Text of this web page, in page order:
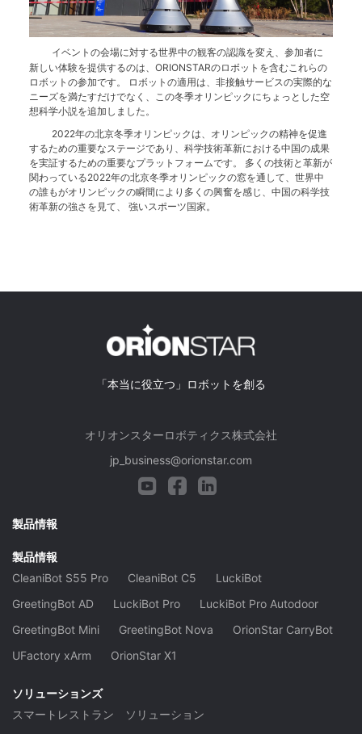
イベントの会場に対する世界中の観客の認識を変え、参加者に
新しい体験を提供するのは、ORIONSTARのロボットを含むこれらの
ロボットの参加です。 ロボットの適用は、非接触サービスの実際的な
ニーズを満たすだけでなく、この冬季オリンピックにちょっとした空
想科学小説を追加しました。
2022年の北京冬季オリンピックは、オリンピックの精神を促進
するための重要なステージであり、科学技術革新における中国の成果
を実証するための重要なプラットフォームです。 多くの技術と革新が
関わっている2022年の北京冬季オリンピックの窓を通して、世界中
の誰もがオリンピックの瞬間により多くの興奮を感じ、中国の科学技
術革新の強さを見て、 強いスポーツ国家。
「本当に役立つ」ロボットを創る
オリオンスターロボティクス株式会社
jp_business@orionstar.com
製品情報
製品情報
CleaniBot S55 Pro
CleaniBot C5
LuckiBot
GreetingBot AD
LuckiBot Pro
LuckiBot Pro Autodoor
GreetingBot Mini
GreetingBot Nova
OrionStar CarryBot
UFactory xArm
OrionStar X1
ソリューションズ
スマートレストラン ソリューション